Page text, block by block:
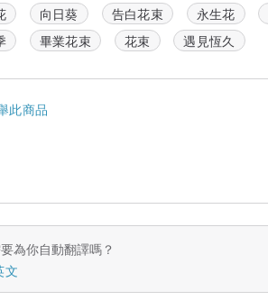
向日葵 告白花束 永生花
畢業花束 花束 遇見恆久
此商品
為你自動翻譯嗎？
文